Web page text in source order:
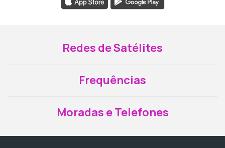
Redes de Satélites
Frequências
Moradas e Telefones